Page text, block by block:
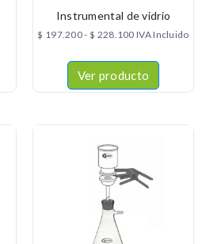
Instrumental de vidrio
$ 197.200- $ 228.100 IVA Incluido
Ver producto